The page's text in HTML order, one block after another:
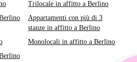
Trilocale in affitto a Berlino
Appartamenti con più di 3
stanze in affitto a Berlino
Monolocali in affitto a Berlino